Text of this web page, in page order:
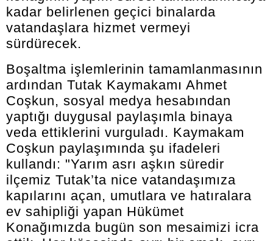
kadar belirlenen geçici binalarda
vatandaşlara hizmet vermeyi
sürdürecek.
Boşaltma işlemlerinin tamamlanmasının
ardından Tutak Kaymakamı Ahmet
Coşkun, sosyal medya hesabından
yaptığı duygusal paylaşımla binaya
veda ettiklerini vurguladı. Kaymakam
Coşkun paylaşımında şu ifadeleri
kullandı: "Yarım asrı aşkın süredir
ilçemiz Tutak’ta nice vatandaşımıza
kapılarını açan, umutlara ve hatıralara
ev sahipliği yapan Hükümet
Konağımızda bugün son mesaimizi icra